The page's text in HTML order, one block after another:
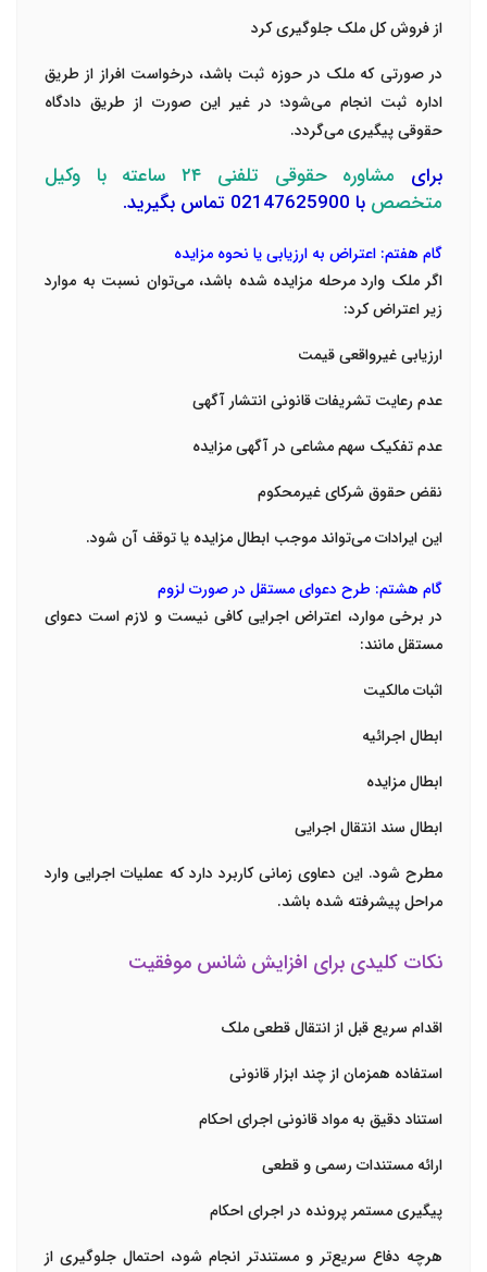
از فروش کل ملک جلوگیری کرد
در صورتی که ملک در حوزه ثبت باشد، درخواست افراز از طریق
اداره ثبت انجام می‌شود؛ در غیر این صورت از طریق دادگاه
حقوقی پیگیری می‌گردد.
برای
مشاوره حقوقی تلفنی ۲۴ ساعته با وکیل
متخصص با 02147625900 تماس بگیرید.
گام هفتم: اعتراض به ارزیابی یا نحوه مزایده
اگر ملک وارد مرحله مزایده شده باشد، می‌توان نسبت به موارد
زیر اعتراض کرد:
ارزیابی غیرواقعی قیمت
عدم رعایت تشریفات قانونی انتشار آگهی
عدم تفکیک سهم مشاعی در آگهی مزایده
نقض حقوق شرکای غیرمحکوم
این ایرادات می‌تواند موجب ابطال مزایده یا توقف آن شود.
گام هشتم: طرح دعوای مستقل در صورت لزوم
در برخی موارد، اعتراض اجرایی کافی نیست و لازم است دعوای
مستقل مانند:
اثبات مالکیت
ابطال اجرائیه
ابطال مزایده
ابطال سند انتقال اجرایی
مطرح شود. این دعاوی زمانی کاربرد دارد که عملیات اجرایی وارد
مراحل پیشرفته شده باشد.
نکات کلیدی برای افزایش شانس موفقیت
اقدام سریع قبل از انتقال قطعی ملک
استفاده همزمان از چند ابزار قانونی
استناد دقیق به مواد قانونی اجرای احکام
ارائه مستندات رسمی و قطعی
پیگیری مستمر پرونده در اجرای احکام
هرچه دفاع سریع‌تر و مستندتر انجام شود، احتمال جلوگیری از